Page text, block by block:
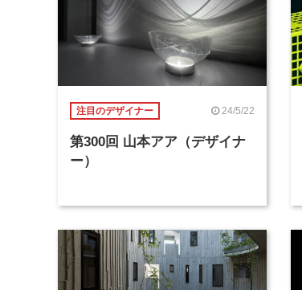
注目のデザイナー 24/5/22
第300回 山本アア（デザイナ
ー）